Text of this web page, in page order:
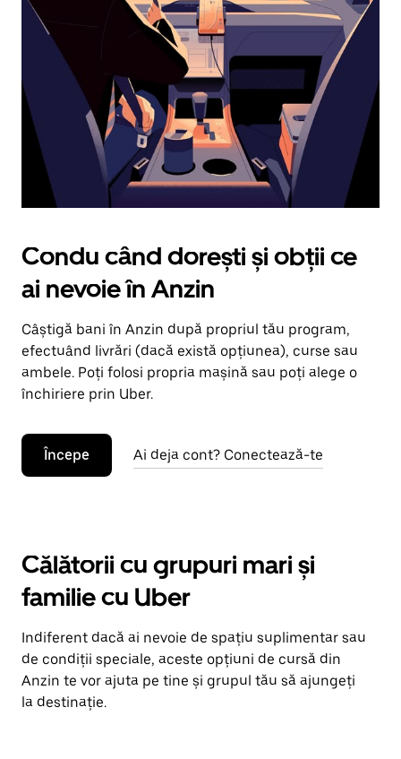
în
jos.
Închide
calendarul
apăsând
pe
butonul
Escape.
Condu când dorești și obții ce
ai nevoie în Anzin
Câștigă bani în Anzin după propriul tău program,
efectuând livrări (dacă există opțiunea), curse sau
ambele. Poți folosi propria mașină sau poți alege o
închiriere prin Uber.
Începe Ai deja cont? Conectează-te
Călătorii cu grupuri mari și
familie cu Uber
Indiferent dacă ai nevoie de spațiu suplimentar sau
de condiții speciale, aceste opțiuni de cursă din
Anzin te vor ajuta pe tine și grupul tău să ajungeți
la destinație.